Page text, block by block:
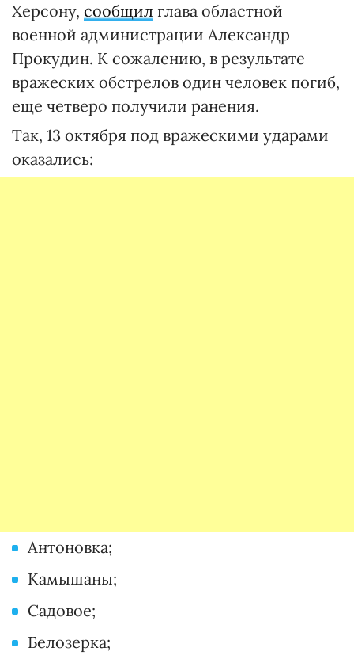
Херсону, сообщил глава областной
военной администрации Александр
Прокудин. К сожалению, в результате
вражеских обстрелов один человек погиб,
еще четверо получили ранения.
Так, 13 октября под вражескими ударами
оказались:
Антоновка;
Камышаны;
Садовое;
Белозерка;